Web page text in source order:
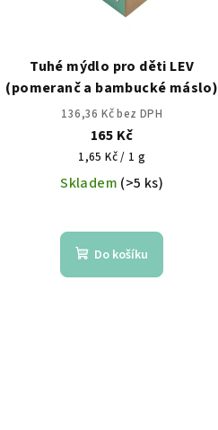
Tuhé mýdlo pro děti LEV
(pomeranč a bambucké máslo)
136,36 Kč bez DPH
165 Kč
Měrná
cena:
1,65 Kč / 1 g
Skladem (>5 ks)
Do košíku